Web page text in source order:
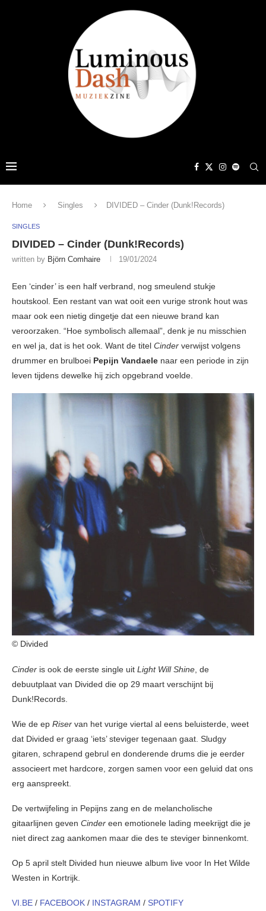
Home Singles DIVIDED – Cinder (Dunk!Records)
SINGLES
DIVIDED – Cinder (Dunk!Records)
written by Björn Comhaire 19/01/2024
Een ‘cinder’ is een half verbrand, nog smeulend stukje
houtskool. Een restant van wat ooit een vurige stronk hout was
maar ook een nietig dingetje dat een nieuwe brand kan
veroorzaken. “Hoe symbolisch allemaal”, denk je nu misschien
en wel ja, dat is het ook. Want de titel Cinder verwijst volgens
drummer en brulboei Pepijn Vandaele naar een periode in zijn
leven tijdens dewelke hij zich opgebrand voelde.
© Divided
Cinder is ook de eerste single uit Light Will Shine, de
debuutplaat van Divided die op 29 maart verschijnt bij
Dunk!Records.
Wie de ep Riser van het vurige viertal al eens beluisterde, weet
dat Divided er graag ‘iets’ steviger tegenaan gaat. Sludgy
gitaren, schrapend gebrul en donderende drums die je eerder
associeert met hardcore, zorgen samen voor een geluid dat ons
erg aanspreekt.
De vertwijfeling in Pepijns zang en de melancholische
gitaarlijnen geven Cinder een emotionele lading meekrijgt die je
niet direct zag aankomen maar die des te steviger binnenkomt.
Op 5 april stelt Divided hun nieuwe album live voor In Het Wilde
Westen in Kortrijk.
VI.BE / FACEBOOK / INSTAGRAM / SPOTIFY